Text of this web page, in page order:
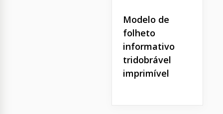
Modelo de
folheto
informativo
tridobrável
imprimível